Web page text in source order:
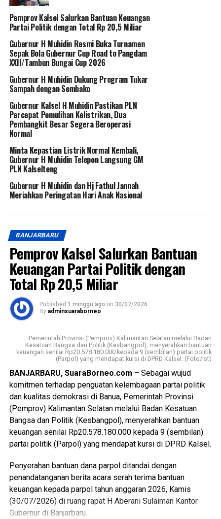
Pemprov Kalsel Salurkan Bantuan Keuangan
Partai Politik dengan Total Rp 20,5 Miliar
Gubernur H Muhidin Resmi Buka Turnamen
Sepak Bola Gubernur Cup Road to Pangdam
XXII/Tambun Bungai Cup 2026
Gubernur H Muhidin Dukung Program Tukar
Sampah dengan Sembako
Gubernur Kalsel H Muhidin Pastikan PLN
Percepat Pemulihan Kelistrikan, Dua
Pembangkit Besar Segera Beroperasi
Normal
Minta Kepastian Listrik Normal Kembali,
Gubernur H Muhidin Telepon Langsung GM
PLN Kalselteng
Gubernur H Muhidin dan Hj Fathul Jannah
Meriahkan Peringatan Hari Anak Nasional
BANJARBARU
Pemprov Kalsel Salurkan Bantuan
Keuangan Partai Politik dengan
Total Rp 20,5 Miliar
Published 1 minggu ago on 30/07/2026
By adminsuaraborneo
Pemerintah Provinsi (Pemprov) Kalimantan Selatan melalui Badan
Kesatuan Bangsa dan Politik (Kesbangpol), menyerahkan bantuan
keuangan senilai Rp20.578.180.000 kepada 9 (sembilan) partai politik
(Parpol) yang mendapat kursi di DPRD Kalsel. (Foto/Ist)
BANJARBARU, SuaraBorneo.com – Sebagai wujud
komitmen terhadap penguatan kelembagaan partai politik
dan kualitas demokrasi di Banua, Pemerintah Provinsi
(Pemprov) Kalimantan Selatan melalui Badan Kesatuan
Bangsa dan Politik (Kesbangpol), menyerahkan bantuan
keuangan senilai Rp20.578.180.000 kepada 9 (sembilan)
partai politik (Parpol) yang mendapat kursi di DPRD Kalsel.
Penyerahan bantuan dana parpol ditandai dengan
penandatanganan berita acara serah terima bantuan
keuangan kepada parpol tahun anggaran 2026, Kamis
(30/07/2026) di ruang rapat H Aberani Sulaiman Kantor
Gubernur di Banjarbaru.